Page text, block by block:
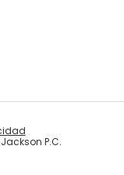
P.C.